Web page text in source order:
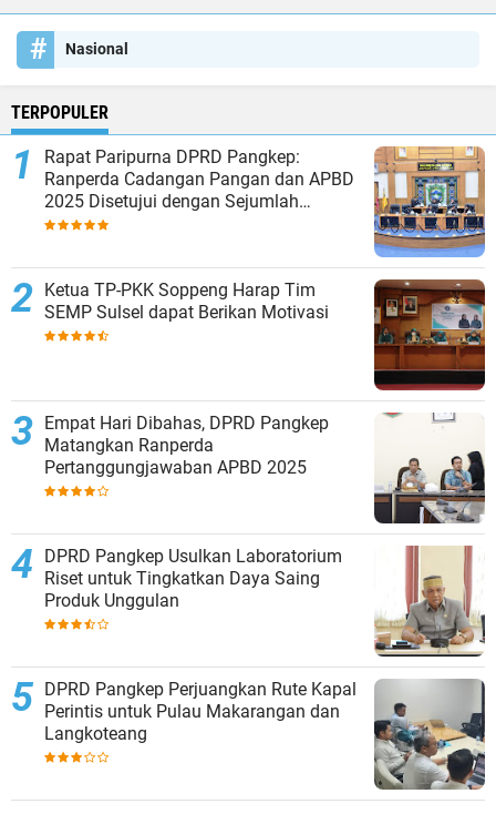
Nasional
TERPOPULER
Rapat Paripurna DPRD Pangkep:
Ranperda Cadangan Pangan dan APBD
2025 Disetujui dengan Sejumlah
Catatan
Ketua TP-PKK Soppeng Harap Tim
SEMP Sulsel dapat Berikan Motivasi
Empat Hari Dibahas, DPRD Pangkep
Matangkan Ranperda
Pertanggungjawaban APBD 2025
DPRD Pangkep Usulkan Laboratorium
Riset untuk Tingkatkan Daya Saing
Produk Unggulan
DPRD Pangkep Perjuangkan Rute Kapal
Perintis untuk Pulau Makarangan dan
Langkoteang